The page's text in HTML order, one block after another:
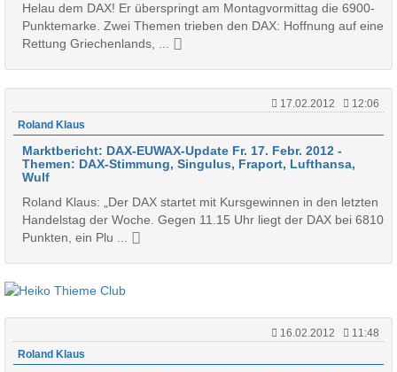
Helau dem DAX! Er überspringt am Montagvormittag die 6900-
Punktemarke. Zwei Themen trieben den DAX: Hoffnung auf eine
Rettung Griechenlands, ...
17.02.2012
12:06
Roland Klaus
Marktbericht: DAX-EUWAX-Update Fr. 17. Febr. 2012 -
Themen: DAX-Stimmung, Singulus, Fraport, Lufthansa,
Wulf
Roland Klaus: „Der DAX startet mit Kursgewinnen in den letzten
Handelstag der Woche. Gegen 11.15 Uhr liegt der DAX bei 6810
Punkten, ein Plu ...
16.02.2012
11:48
Roland Klaus